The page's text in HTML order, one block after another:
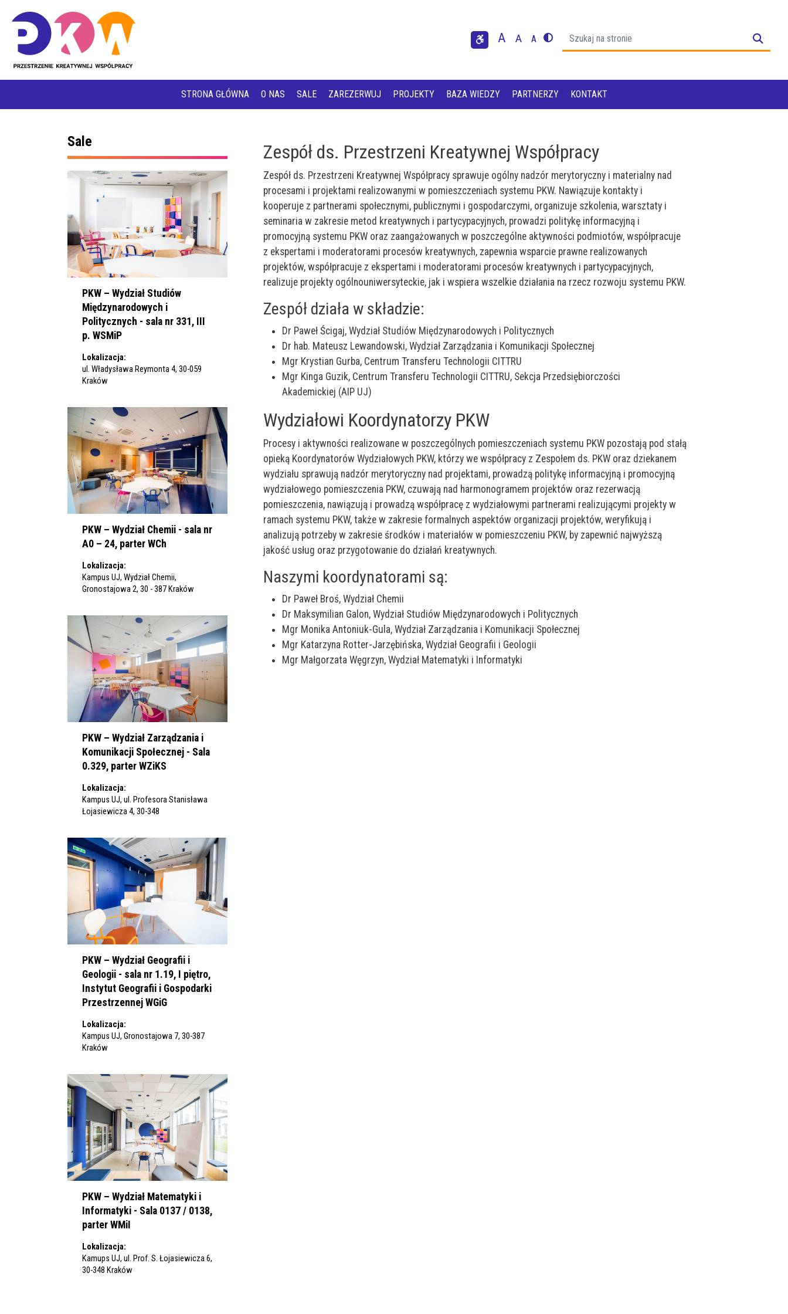
A
Ustaw rozmiar czcionki na 150% początkowego
A
Ustaw rozmiar czcionki na 125% początkowego rozmiaru
A
Wróć do początkowego rozmiaru czcionki
Przełącz na motyw o wysokiej widoczności
STRONA GŁÓWNA O NAS SALE ZAREZERWUJ PROJEKTY BAZA WIEDZY PARTNERZY KONTAKT
Zespół ds. Przestrzeni Kreatywnej Współpracy
Zespół ds. Przestrzeni Kreatywnej Współpracy sprawuje ogólny nadzór merytoryczny i materialny nad
procesami i projektami realizowanymi w pomieszczeniach systemu PKW. Nawiązuje kontakty i
kooperuje z partnerami społecznymi, publicznymi i gospodarczymi, organizuje szkolenia, warsztaty i
seminaria w zakresie metod kreatywnych i partycypacyjnych, prowadzi politykę informacyjną i
promocyjną systemu PKW oraz zaangażowanych w poszczególne aktywności podmiotów, współpracuje
z ekspertami i moderatorami procesów kreatywnych, zapewnia wsparcie prawne realizowanych
projektów, współpracuje z ekspertami i moderatorami procesów kreatywnych i partycypacyjnych,
realizuje projekty ogólnouniwersyteckie, jak i wspiera wszelkie działania na rzecz rozwoju systemu PKW.
Zespół działa w składzie:
Dr Paweł Ścigaj, Wydział Studiów Międzynarodowych i Politycznych
Dr hab. Mateusz Lewandowski, Wydział Zarządzania i Komunikacji Społecznej
Mgr Krystian Gurba, Centrum Transferu Technologii CITTRU
Mgr Kinga Guzik, Centrum Transferu Technologii CITTRU, Sekcja Przedsiębiorczości
Akademickiej (AIP UJ)
Wydziałowi Koordynatorzy PKW
Procesy i aktywności realizowane w poszczególnych pomieszczeniach systemu PKW pozostają pod stałą
opieką Koordynatorów Wydziałowych PKW, którzy we współpracy z Zespołem ds. PKW oraz dziekanem
wydziału sprawują nadzór merytoryczny nad projektami, prowadzą politykę informacyjną i promocyjną
wydziałowego pomieszczenia PKW, czuwają nad harmonogramem projektów oraz rezerwacją
pomieszczenia, nawiązują i prowadzą współpracę z wydziałowymi partnerami realizującymi projekty w
ramach systemu PKW, także w zakresie formalnych aspektów organizacji projektów, weryfikują i
analizują potrzeby w zakresie środków i materiałów w pomieszczeniu PKW, by zapewnić najwyższą
jakość usług oraz przygotowanie do działań kreatywnych.
Naszymi koordynatorami są:
Dr Paweł Broś, Wydział Chemii
Dr Maksymilian Galon, Wydział Studiów Międzynarodowych i Politycznych
Mgr Monika Antoniuk-Gula, Wydział Zarządzania i Komunikacji Społecznej
Mgr Katarzyna Rotter-Jarzębińska, Wydział Geografii i Geologii
Mgr Małgorzata Węgrzyn, Wydział Matematyki i Informatyki
Sale
PKW – Wydział Studiów
Międzynarodowych i
Politycznych - sala nr 331, III
p. WSMiP
Lokalizacja:
ul. Władysława Reymonta 4, 30-059
Kraków
PKW – Wydział Chemii - sala nr
A0 – 24, parter WCh
Lokalizacja:
Kampus UJ, Wydział Chemii,
Gronostajowa 2, 30 - 387 Kraków
PKW – Wydział Zarządzania i
Komunikacji Społecznej - Sala
0.329, parter WZiKS
Lokalizacja:
Kampus UJ, ul. Profesora Stanisława
Łojasiewicza 4, 30-348
PKW – Wydział Geografii i
Geologii - sala nr 1.19, I piętro,
Instytut Geografii i Gospodarki
Przestrzennej WGiG
Lokalizacja:
Kampus UJ, Gronostajowa 7, 30-387
Kraków
PKW – Wydział Matematyki i
Informatyki - Sala 0137 / 0138,
parter WMiI
Lokalizacja:
Kamups UJ, ul. Prof. S. Łojasiewicza 6,
30-348 Kraków